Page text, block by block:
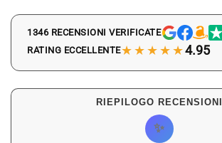
1346 RECENSIONI VERIFICATE
RATING ECCELLENTE★★★★★4.95
RIEPILOGO RECENSIONI
✨